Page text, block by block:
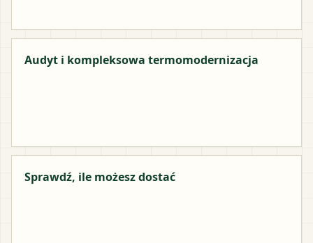
Audyt i kompleksowa termomodernizacja
Sprawdź, ile możesz dostać